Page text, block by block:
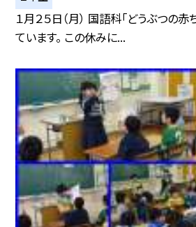
１月２５日（月） 国語科「どうぶつの
ています。 この休みに...